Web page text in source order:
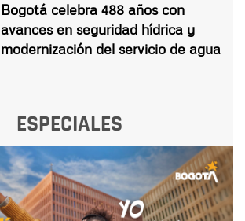
Bogotá celebra 488 años con
avances en seguridad hídrica y
modernización del servicio de agua
ESPECIALES